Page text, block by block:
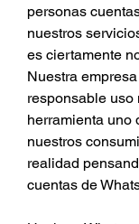
personas
nuestros
es ciertamente
Nuestra
responsable uso
herramienta uno
nuestros
realidad
cuentas de